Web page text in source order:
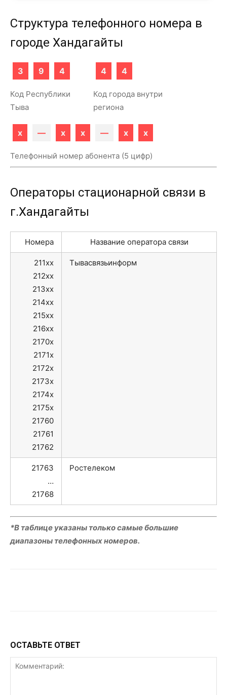
Структура телефонного номера в
городе Хандагайты
3 9 4
Код Республики
Тыва
4 4
Код города внутри
региона
x — x x — x x
Телефонный номер абонента (5 цифр)
Операторы стационарной связи в
г.Хандагайты
Номера Название оператора связи
211xx
212xx
213xx
214xx
215xx
216xx
2170x
2171x
2172x
2173x
2174x
2175x
21760
21761
21762
Тывасвязьинформ
21763
…
21768
Ростелеком
*В таблице указаны только самые большие
диапазоны телефонных номеров.
ОСТАВЬТЕ ОТВЕТ